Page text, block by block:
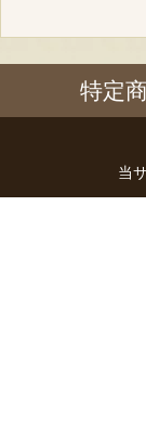
特定
当